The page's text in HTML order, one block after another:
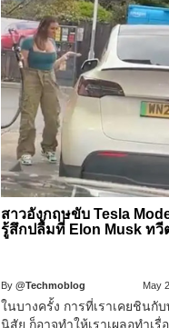
สาวอังกฤษขับ Tesla
รู้สึกปลื้มที่ Elon Musk ทวี
By@Techmoblog May
ในบางครั้ง การที่เราเคยชินกั
นิสัย ก็อาจทำให้เราเผลอทำเรื่